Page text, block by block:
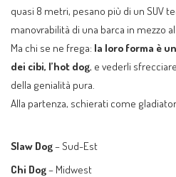
quasi 8 metri, pesano più di un SUV
manovrabilità di una barca in mezzo
Ma chi se ne frega: la loro forma è
dei cibi, l’hot dog, e vederli
della genialità pura.
Alla partenza, schierati come
Slaw Dog– Sud-Est
Chi Dog– Midwest